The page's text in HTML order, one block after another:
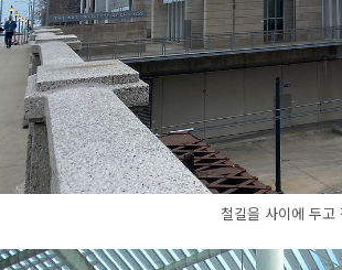
철길을 사이에 두고